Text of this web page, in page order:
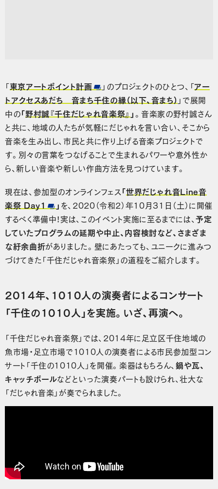
「東京アートポイント計画 」のプロジェクトのひとつ、「アー
トアクセスあだち 音まち千住の縁（以下、音まち） 」で展開
中の「野村誠『千住だじゃれ音楽祭』 」。音楽家の野村誠さん
と共に、地域の人たちが気軽にだじゃれを言い合い、そこから
音楽を生み出し、市民と共に作り上げる音楽プロジェクトで
す。別々の言葉をつなげることで生まれるパワーや意外性か
ら、新しい音楽や新しい作曲方法を見つけています。
現在は、参加型のオンラインフェス「世界だじゃれ音Line音
楽祭 Day1
」 を、2020（令和2）年10月31日（土）に開催
するべく準備中！実は、このイベント実施に至るまでには、予定
していたプログラムの延期や中止、内容検討など、さまざま
な紆余曲折がありました。壁にあたっても、ユニークに進みつ
づけてきた「千住だじゃれ音楽祭」の道程をご紹介します。
2014年、1010人の演奏者によるコンサート
「千住の1010人」を実施。いざ、再演へ。
「千住だじゃれ音楽祭」では、2014年に足立区千住地域の
魚市場・足立市場で1010人の演奏者による市民参加型コン
サート「千住の1010人」を開催。楽器はもちろん、 鍋や瓦、
キャッチボールなどといった演奏パートも設けられ、壮大な
「だじゃれ音楽」が奏でられました。